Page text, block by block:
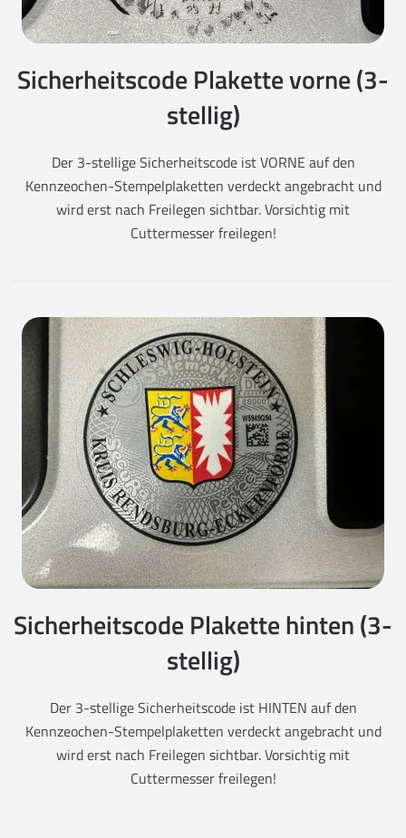
Sicherheitscode Plakette vorne (3-
stellig)
Der 3-stellige Sicherheitscode ist VORNE auf den
Kennzeochen-Stempelplaketten verdeckt angebracht und
wird erst nach Freilegen sichtbar. Vorsichtig mit
Cuttermesser freilegen!
Sicherheitscode Plakette hinten (3-
stellig)
Der 3-stellige Sicherheitscode ist HINTEN auf den
Kennzeochen-Stempelplaketten verdeckt angebracht und
wird erst nach Freilegen sichtbar. Vorsichtig mit
Cuttermesser freilegen!